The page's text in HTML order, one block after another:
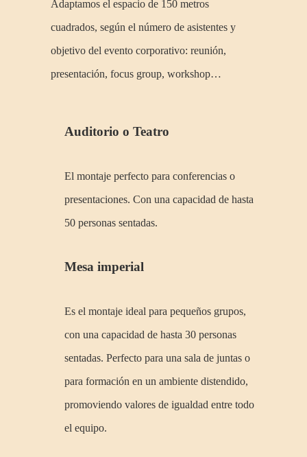
Adaptamos el espacio de 150 metros
cuadrados, según el número de asistentes y
objetivo del evento corporativo: reunión,
presentación, focus group, workshop…
Auditorio o Teatro
El montaje perfecto para conferencias o
presentaciones. Con una capacidad de hasta
50 personas sentadas.
Mesa imperial
Es el montaje ideal para pequeños grupos,
con una capacidad de hasta 30 personas
sentadas. Perfecto para una sala de juntas o
para formación en un ambiente distendido,
promoviendo valores de igualdad entre todo
el equipo.